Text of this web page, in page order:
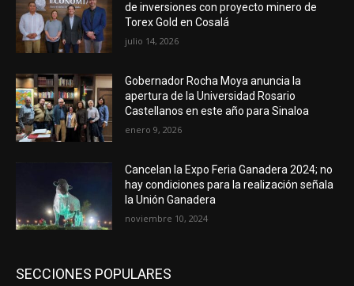
de inversiones con proyecto minero de
Torex Gold en Cosalá
julio 14, 2026
Gobernador Rocha Moya anuncia la
apertura de la Universidad Rosario
Castellanos en este año para Sinaloa
enero 9, 2026
Cancelan la Expo Feria Ganadera 2024; no
hay condiciones para la realización señala
la Unión Ganadera
noviembre 10, 2024
SECCIONES POPULARES